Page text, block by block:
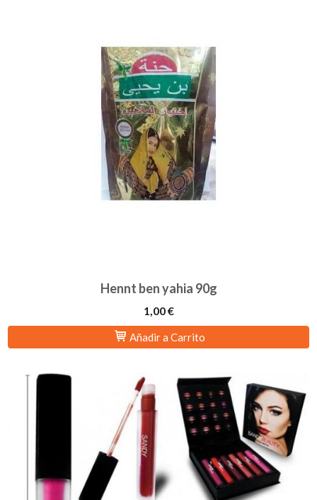
Hennt ben yahia 90g
1,00 €
Añadir a Carrito